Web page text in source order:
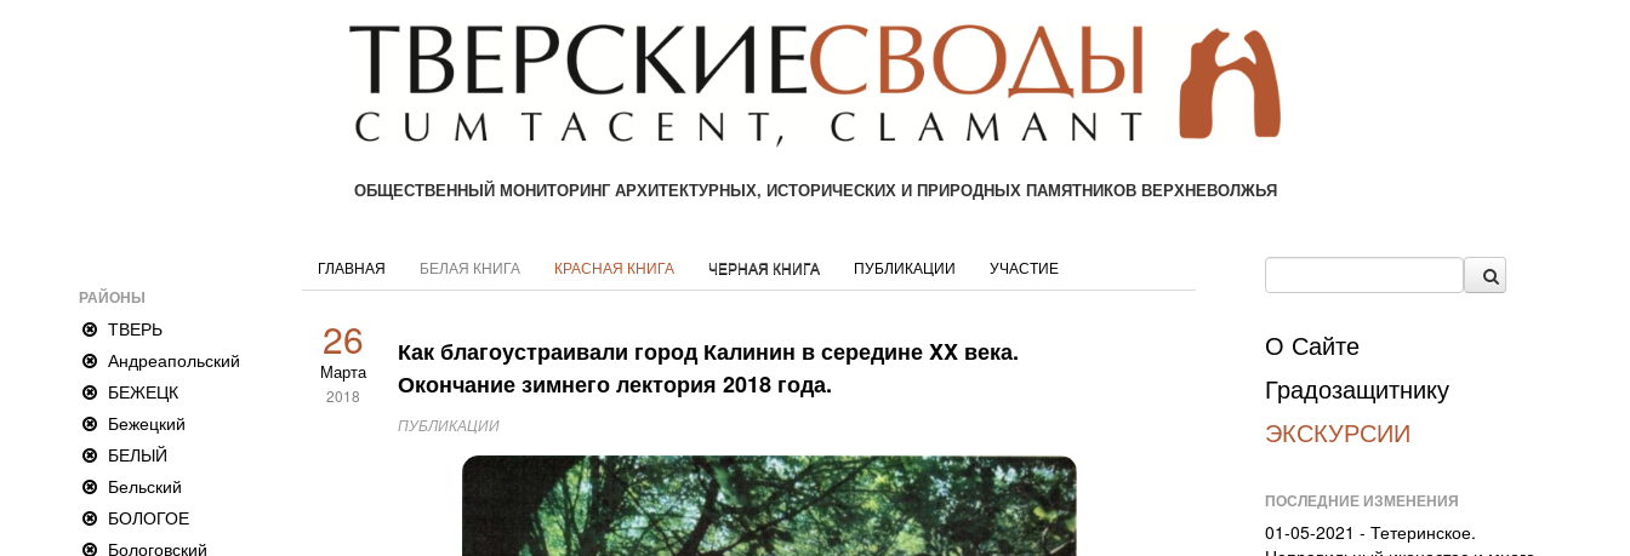
ОБЩЕСТВЕННЫЙ МОНИТОРИНГ АРХИТЕКТУРНЫХ, ИСТОРИЧЕСКИХ И ПРИРОДНЫХ ПАМЯТНИКОВ ВЕРХНЕВОЛЖЬЯ
РАЙОНЫ
ТВЕРЬ
Андреапольский
БЕЖЕЦК
Бежецкий
БЕЛЫЙ
Бельский
БОЛОГОЕ
Бологовский
ГЛАВНАЯ БЕЛАЯ КНИГА КРАСНАЯ КНИГА ЧЕРНАЯ КНИГА ПУБЛИКАЦИИ УЧАСТИЕ
26
Марта
2018
Как благоустраивали город Калинин в середине XX века.
Окончание зимнего лектория 2018 года.
ПУБЛИКАЦИИ
О Сайте
Градозащитнику
ЭКСКУРСИИ
ПОСЛЕДНИЕ ИЗМЕНЕНИЯ
01-05-2021 - Тетеринское.